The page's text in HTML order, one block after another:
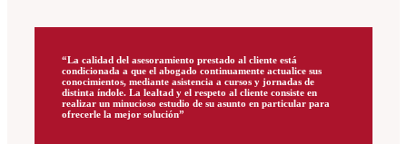
“La calidad del asesoramiento prestado al cliente está
condicionada a que el abogado continuamente actualice sus
conocimientos, mediante asistencia a cursos y jornadas de
distinta índole. La lealtad y el respeto al cliente consiste en
realizar un minucioso estudio de su asunto en particular para
ofrecerle la mejor solución”